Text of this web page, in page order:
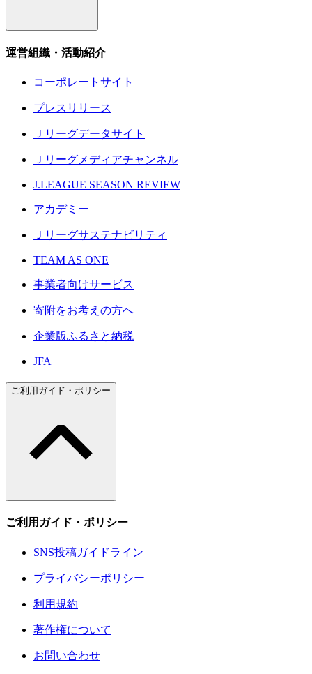
運営組織・活動紹介
コーポレートサイト
プレスリリース
Ｊリーグデータサイト
Ｊリーグメディアチャンネル
J.LEAGUE SEASON REVIEW
アカデミー
Ｊリーグサステナビリティ
TEAM AS ONE
事業者向けサービス
寄附をお考えの方へ
企業版ふるさと納税
JFA
ご利用ガイド・ポリシー
ご利用ガイド・ポリシー
SNS投稿ガイドライン
プライバシーポリシー
利用規約
著作権について
お問い合わせ